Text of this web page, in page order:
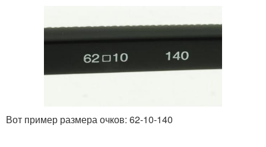
Вот пример размера очков: 62-10-140